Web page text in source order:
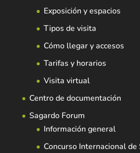
Exposición y espacios
Tipos de visita
Cómo llegar y accesos
Tarifas y horarios
Visita virtual
Centro de documentación
Sagardo Forum
Información general
Concurso Internacional de